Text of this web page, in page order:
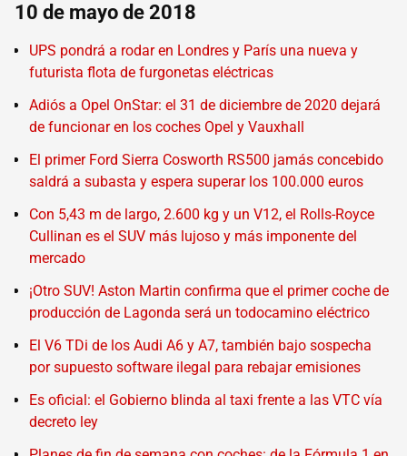
10 de mayo de 2018
UPS pondrá a rodar en Londres y París una nueva y
futurista flota de furgonetas eléctricas
Adiós a Opel OnStar: el 31 de diciembre de 2020 dejará
de funcionar en los coches Opel y Vauxhall
El primer Ford Sierra Cosworth RS500 jamás concebido
saldrá a subasta y espera superar los 100.000 euros
Con 5,43 m de largo, 2.600 kg y un V12, el Rolls-Royce
Cullinan es el SUV más lujoso y más imponente del
mercado
¡Otro SUV! Aston Martin confirma que el primer coche de
producción de Lagonda será un todocamino eléctrico
El V6 TDi de los Audi A6 y A7, también bajo sospecha
por supuesto software ilegal para rebajar emisiones
Es oficial: el Gobierno blinda al taxi frente a las VTC vía
decreto ley